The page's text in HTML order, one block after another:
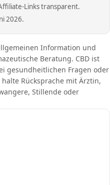
Links transparent.
2026.
Information und
Beratung. CBD ist
gesundheitlichen Fragen oder
Rücksprache mit Ärztin,
Stillende oder